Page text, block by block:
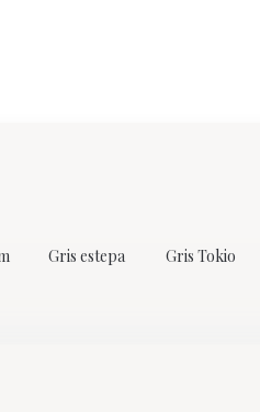
Gris estepa Gris Tokio